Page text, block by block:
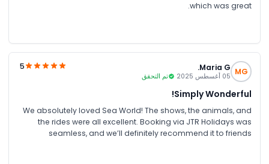
which was great.
MG
Maria G.
05 أغسطس 2025 تم التحقق
5
Simply Wonderful!
We absolutely loved Sea World! The shows, the animals, and
the rides were all excellent. Booking via JTR Holidays was
seamless, and we’ll definitely recommend it to friends